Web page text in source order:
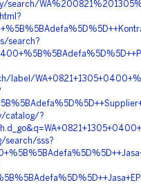
search/
search?
label/
catalog/?
search/sss?